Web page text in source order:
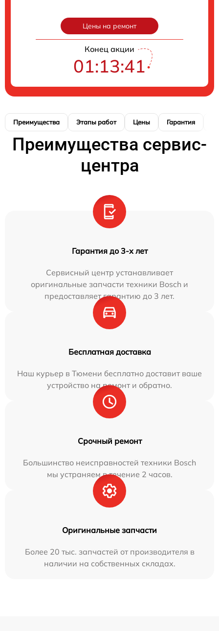
Цены на ремонт
Конец акции
01:13:40
Преимущества Этапы работ Цены Гарантия
Преимущества сервис-
центра
Гарантия до 3-х лет
Сервисный центр устанавливает
оригинальные запчасти техники Bosch и
предоставляет гарантию до 3 лет.
Бесплатная доставка
Наш курьер в Тюмени бесплатно доставит ваше
устройство на ремонт и обратно.
Срочный ремонт
Большинство неисправностей техники Bosch
мы устраняем в течение 2 часов.
Оригинальные запчасти
Более 20 тыс. запчастей от производителя в
наличии на собственных складах.